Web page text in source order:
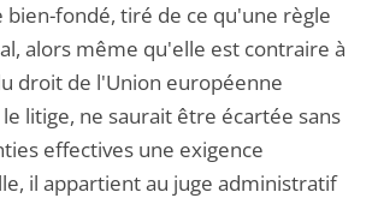
bien-fondé, tiré de ce qu'une règle
alors même qu'elle est contraire à
droit de l'Union européenne
litige, ne saurait être écartée sans
effectives une exigence
il appartient au juge administratif